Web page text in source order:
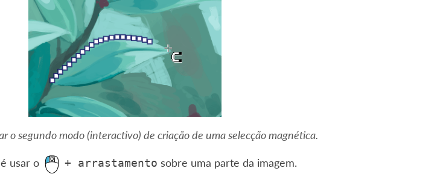
o segundo modo (interactivo) de criação de uma selecção magnética.
usar o + arrastamento sobre uma parte da imagem.